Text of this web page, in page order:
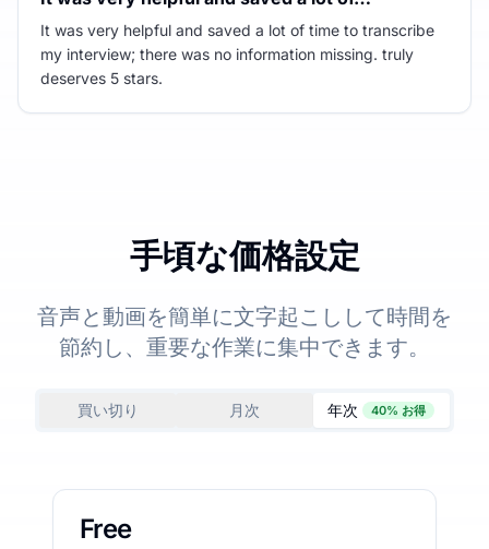
It was very helpful and saved a lot of time to transcribe
my interview; there was no information missing. truly
deserves 5 stars.
手頃な価格設定
音声と動画を簡単に文字起こしして時間を
節約し、重要な作業に集中できます。
買い切り 月次 年次 40% お得
Free